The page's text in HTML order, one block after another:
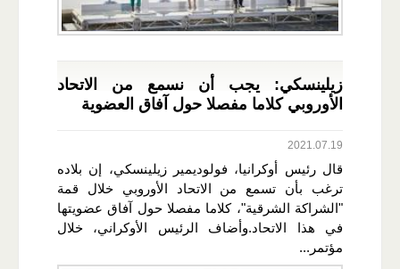
زيلينسكي: يجب أن نسمع من الاتحاد
الأوروبي كلاما مفصلا حول آفاق العضوية
2021.07.19
قال رئيس أوكرانيا، فولوديمير زيلينسكي، إن بلاده
ترغب بأن تسمع من الاتحاد الأوروبي خلال قمة
"الشراكة الشرقية"، كلاما مفصلا حول آفاق عضويتها
في هذا الاتحاد.وأضاف الرئيس الأوكراني، خلال
مؤتمر...